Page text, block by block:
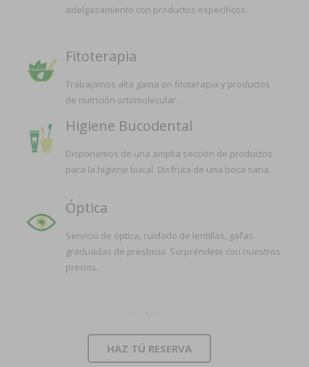
adelgazamiento con productos específicos.
Fitoterapia
Trabajamos alta gama en fitoterapia y productos
de nutrición ortomolecular.
Higiene Bucodental
Disponemos de una amplia sección de productos
para la higiene bucal. Disfruta de una boca sana.
Óptica
Servicio de óptica, cuidado de lentillas, gafas
graduadas de presbicia. Sorpréndete con nuestros
precios.
HAZ TÚ RESERVA